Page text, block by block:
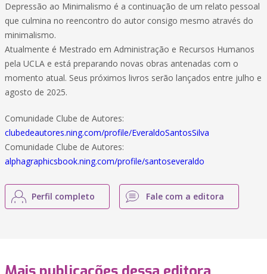
Depressão ao Minimalismo é a continuação de um relato pessoal
que culmina no reencontro do autor consigo mesmo através do
minimalismo.
Atualmente é Mestrado em Administração e Recursos Humanos
pela UCLA e está preparando novas obras antenadas com o
momento atual. Seus próximos livros serão lançados entre julho e
agosto de 2025.
Comunidade Clube de Autores:
clubedeautores.ning.com/profile/EveraldoSantosSilva
Comunidade Clube de Autores:
alphagraphicsbook.ning.com/profile/santoseveraldo
Perfil completo Fale com a editora